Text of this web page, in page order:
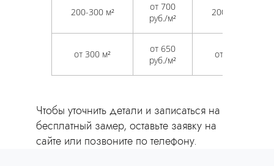
200-300 м²
от 700
руб./м²
200-300 м²
от 300 м²
от 650
руб./м²
от 300 м²
Чтобы уточнить детали и записаться на
бесплатный замер, оставьте заявку на
сайте или позвоните по телефону.